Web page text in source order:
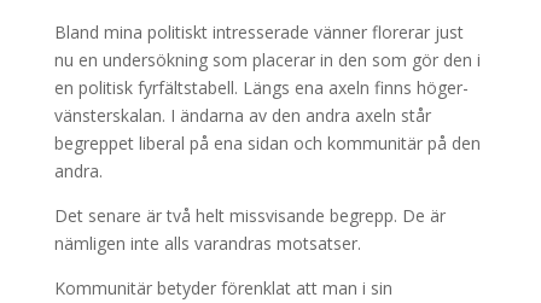
Bland mina politiskt intresserade vänner florerar just
nu en undersökning som placerar in den som gör den i
en politisk fyrfältstabell. Längs ena axeln finns höger-
vänsterskalan. I ändarna av den andra axeln står
begreppet liberal på ena sidan och kommunitär på den
andra.
Det senare är två helt missvisande begrepp. De är
nämligen inte alls varandras motsatser.
Kommunitär betyder förenklat att man i sin